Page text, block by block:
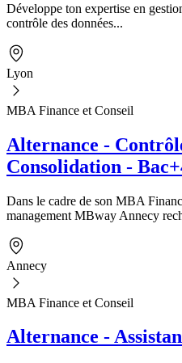
Développe ton expertise en
contrôle des données...
Lyon
MBA Finance et Conseil
Alternance -
Consolidation -
Dans le cadre de son MBA
management MBway Annecy
Annecy
MBA Finance et Conseil
Alternance -